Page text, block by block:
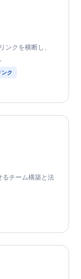
ンクを横断し、
ンク
るチーム構築と法